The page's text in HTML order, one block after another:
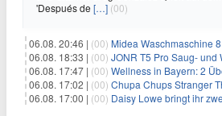
'Después de […] (00)
06.08. 20:46 | (00) Midea Waschmaschine 8 kg
06.08. 18:33 | (00) JONR T5 Pro Saug- und
06.08. 17:47 | (00) Wellness in Bayern: 2 Übernachtungen im DAS
06.08. 17:02 | (00) Chupa Chups Stranger Things
06.08. 17:00 | (00) Daisy Lowe bringt ihr